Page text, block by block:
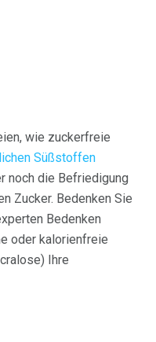
wie zuckerfreie
Süßstoffen
noch die Befriedigung
Zucker. Bedenken Sie
Bedenken
oder kalorienfreie
Ihre